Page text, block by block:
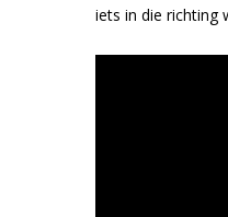
iets in die richting